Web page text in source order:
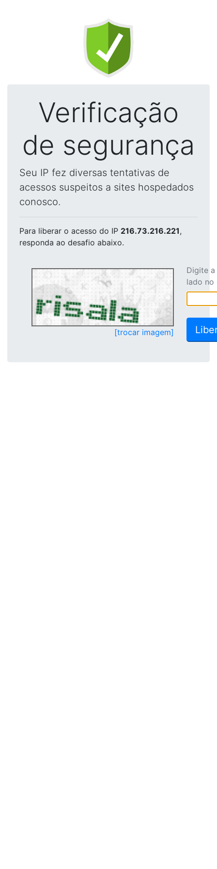
Verificação
de segurança
Seu IP fez diversas tentativas de
acessos suspeitos a sites hospedados
conosco.
Para liberar o acesso do IP 216.73.216.221,
responda ao desafio abaixo.
[trocar imagem]
Digite
lado no